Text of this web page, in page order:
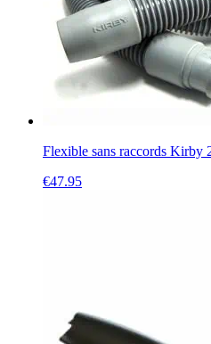
Flexible sans raccords Kirby
€47.95